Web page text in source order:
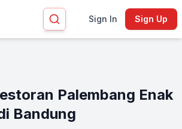
Sign In Sign Up
Palembang Enak
Bandung